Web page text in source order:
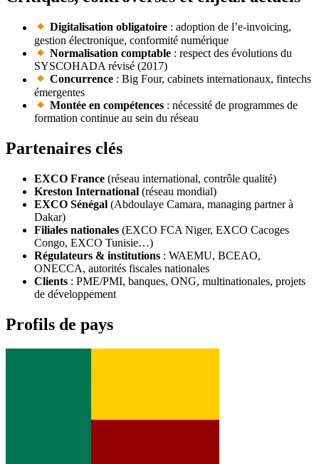
Digitalisation obligatoire : adoption de l’e‑invoicing,
gestion électronique, conformité numérique
Normalisation comptable : respect des évolutions du
SYSCOHADA révisé (2017)
Concurrence : Big Four, cabinets internationaux, fintechs
émergentes
Montée en compétences : nécessité de programmes de
formation continue au sein du réseau
Partenaires clés
EXCO France (réseau international, contrôle qualité)
Kreston International (réseau mondial)
EXCO Sénégal (Abdoulaye Camara, managing partner à
Dakar)
Filiales nationales (EXCO FCA Niger, EXCO Cacoges
Congo, EXCO Tunisie…)
Régulateurs & institutions : WAEMU, BCEAO,
ONECCA, autorités fiscales nationales
Clients : PME/PMI, banques, ONG, multinationales, projets
de développement
Profils de pays